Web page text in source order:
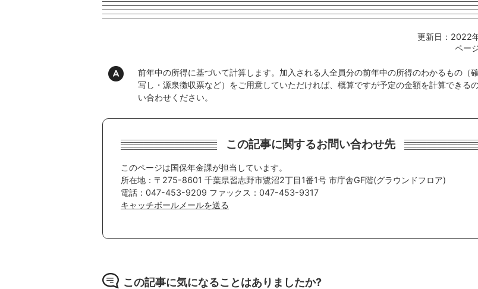
更新日：2022
ペー
前年中の所得に基づいて計算します。加入される人全員分の前年中の所得のわかるもの（
写し・源泉徴収票など）をご用意していただければ、概算ですが予定の金額を計算できる
い合わせください。
この記事に関するお問い合わせ先
このページは国保年金課が担当しています。
所在地：〒275-8601 千葉県習志野市鷺沼2丁目1番1号 市庁舎GF階(グラウンドフロア)
電話：047-453-9209 ファックス：047-453-9317
キャッチボールメールを送る
この記事に気になることはありましたか?